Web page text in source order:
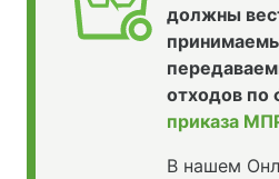
должны
отходов по
приказа
В нашем